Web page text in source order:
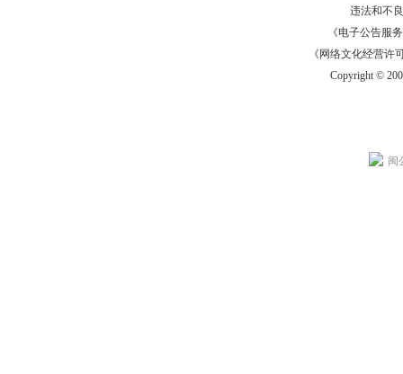
违法和不
《电子公告服务
《网络文化经营许
Copyright ©
闽